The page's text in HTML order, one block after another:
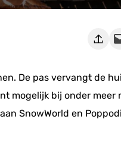
Deze pagina e-mailen
De pas vervangt de
mogelijk bij onder meer
SnowWorld en